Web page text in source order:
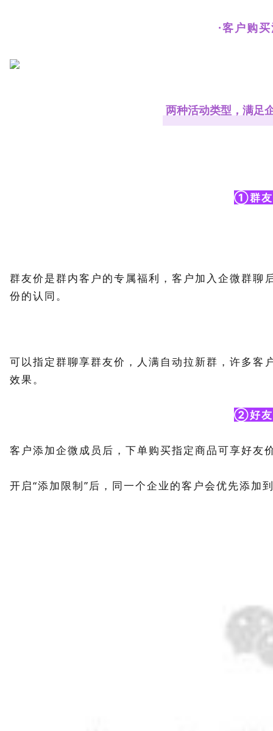
·客户购
两种活动类型，满足
①群友
群友价是群内客户的专属福利，客户加入企微群
份的认同。
可以指定群聊享群友价，人满自动拉新群，许多
效果。
②好友
客户添加企微成员后，下单购买指定商品可享好友
开启“添加限制”后，同一个企业的客户会优先添加